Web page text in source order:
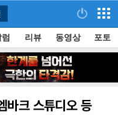
리뷰 동영상 포토
바크 스튜디오 등